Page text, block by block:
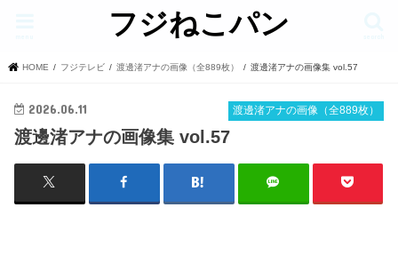
フジねこパン
HOME フジテレビ 渡邊渚アナの画像（全889枚） 渡邊渚アナの画像集 vol.57
渡邊渚アナの画像（全889枚）
2026.06.11
渡邊渚アナの画像集 vol.57